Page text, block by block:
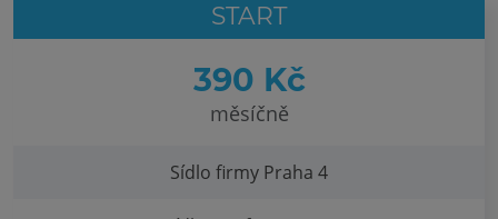
START
390 Kč
měsíčně
Sídlo firmy Praha 4